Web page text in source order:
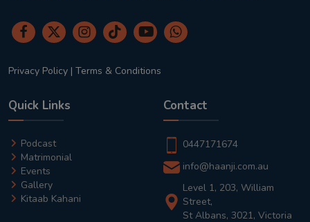
Privacy Policy | Terms & Conditions
Quick Links
Podcast
Matrimonial
Events
Gallery
Kitaab Kahani
Contact
0447171674
info@haanji.com.au
Level 1, 203, William
Street,
St Albans, 3021, Victoria